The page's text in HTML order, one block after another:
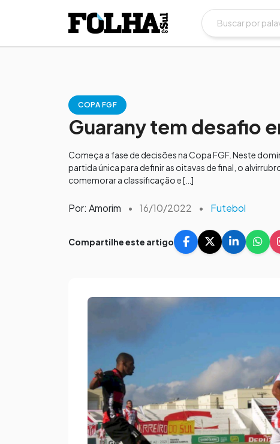
COPA FGF
Guarany tem desafio
Começa a fase de decisões na Copa FGF. Neste
partida única para definir as oitavas de final, o
comemorar a classificação e […]
Por: Amorim • 16/10/2022 • Futebol
Compartilhe este artigo